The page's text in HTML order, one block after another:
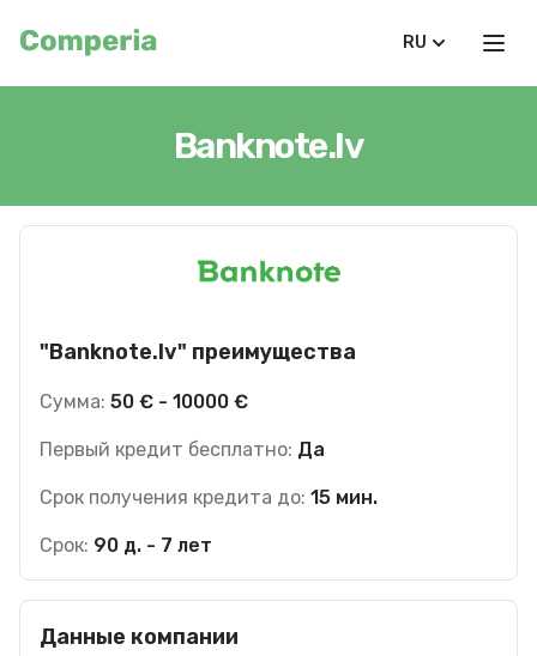
RU
Banknote.lv
"Banknote.lv" преимущества
Сумма: 50 € - 10000 €
Первый кредит бесплатно: Да
Срок получения кредита до: 15 мин.
Срок: 90 д. - 7 лет
Данные компании